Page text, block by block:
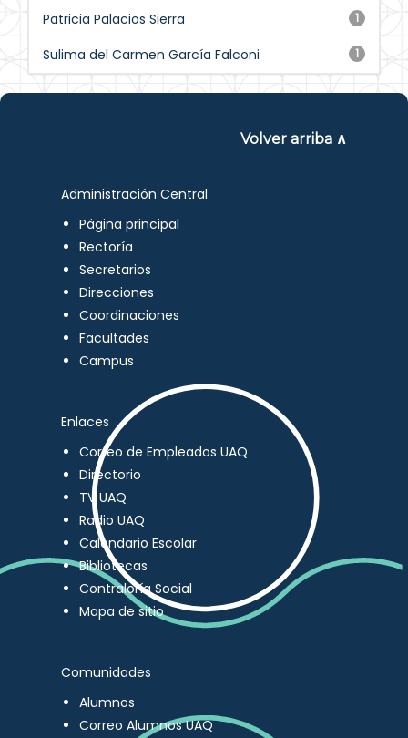
1
Patricia Palacios Sierra
1
Sulima del Carmen García Falconi
Volver arriba ∧
Administración Central
Página principal
Rectoría
Secretarios
Direcciones
Coordinaciones
Facultades
Campus
Enlaces
Correo de Empleados UAQ
Directorio
TV UAQ
Radio UAQ
Calendario Escolar
Bibliotecas
Contraloría Social
Mapa de sitio
Comunidades
Alumnos
Correo Alumnos UAQ